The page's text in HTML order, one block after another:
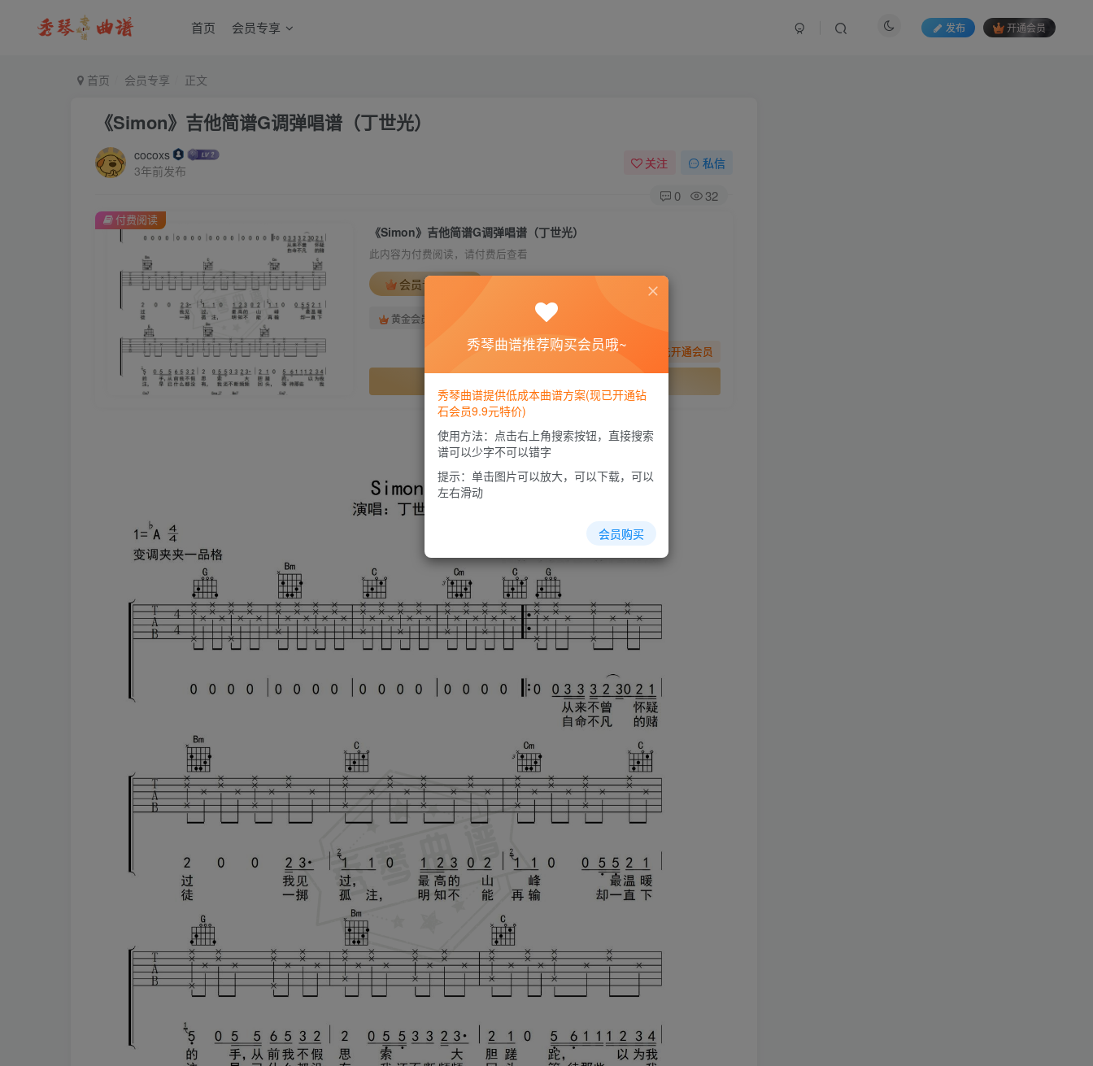
首页 会员专享 发布 开通会员
首页 会员专享 正文
《Simon》吉他简谱G调弹唱谱（丁世光）
cocoxs
3年前发布
关注 私信
0 32
《Simon》吉他简谱G调弹唱谱（丁世光）
此内容为付费阅读，请付费后查看
会员专属资源
黄金会员 免费
您暂无购买权限，请先开通会员
付费阅读
秀琴曲谱推荐购买会员哦~
秀琴曲谱提供低成本曲谱方案(现已开通钻
石会员9.9元特价)
使用方法：点击右上角搜索按钮，直接搜索
谱可以少字不可以错字
提示：单击图片可以放大，可以下载，可以
左右滑动
会员购买